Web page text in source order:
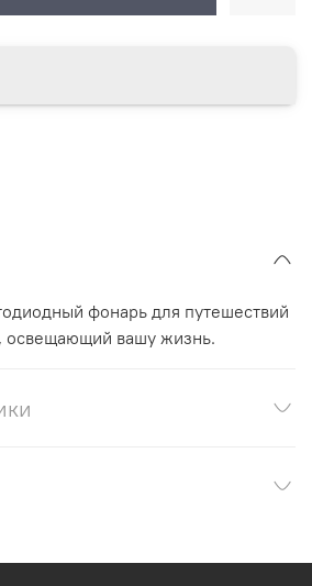
фонарь для путешествий
освещающий вашу жизнь.